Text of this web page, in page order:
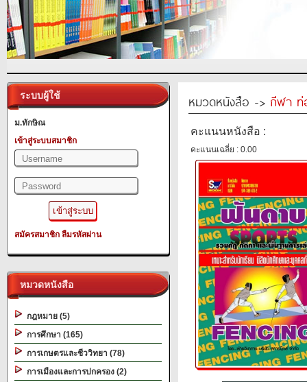
ระบบผู้ใช้
ม.ทักษิณ
เข้าสู่ระบบสมาชิก
สมัครสมาชิก ลืมรหัสผ่าน
หมวดหนังสือ
กฎหมาย (5)
การศึกษา (165)
การเกษตรและชีววิทยา (78)
การเมืองและการปกครอง (2)
หมวดหนังสือ -> กีฬา ท่
คะแนนหนังสือ :
คะแนนเฉลี่ย : 0.00